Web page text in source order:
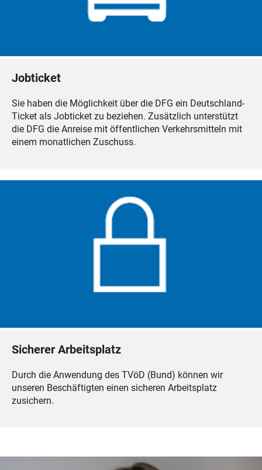
Jobticket
Sie haben die Möglichkeit über die DFG ein Deutschland-
Ticket als Jobticket zu beziehen. Zusätzlich unterstützt
die DFG die Anreise mit öffentlichen Verkehrsmitteln mit
einem monatlichen Zuschuss.
Sicherer Arbeitsplatz
Durch die Anwendung des TVöD (Bund) können wir
unseren Beschäftigten einen sicheren Arbeitsplatz
zusichern.